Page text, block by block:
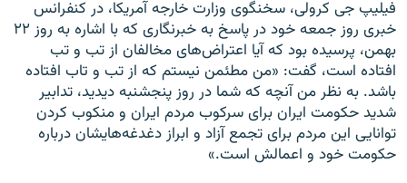
فیلیپ جی کرولی، سخنگوی وزارت خارجه آمریکا، در کنفرانس
خبری روز جمعه خود در پاسخ به خبرنگاری که با اشاره به روز ۲۲
بهمن، پرسیده بود که آیا اعتراض‌های مخالفان از تب و تب
افتاده است، گفت: «من مطئمن نیستم که از تب و تاب افتاده
باشد. به نظر من آنچه که شما در روز پنجشنبه دیدید، تدابیر
شدید حکومت ایران برای سرکوب مردم ایران و منکوب کردن
توانایی این مردم برای تجمع آزاد و ابراز دغدغه‌هایشان درباره
حکومت خود و اعمالش است.»